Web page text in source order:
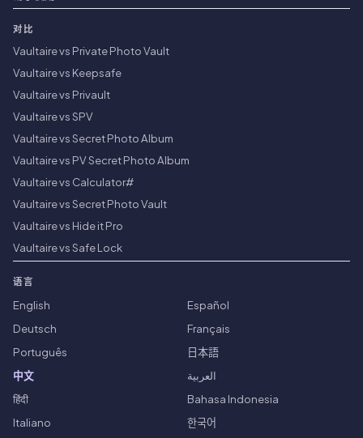
对比
Vaultaire vs Private Photo Vault
Vaultaire vs Keepsafe
Vaultaire vs Privault
Vaultaire vs SPV
Vaultaire vs Secret Photo Album
Vaultaire vs PV Secret Photo Album
Vaultaire vs Calculator#
Vaultaire vs Secret Photo Vault
Vaultaire vs Hide it Pro
Vaultaire vs Safe Lock
语言
English
Español
Deutsch
Français
Português
日本語
中文
العربية
हिंदी
Bahasa Indonesia
Italiano
한국어